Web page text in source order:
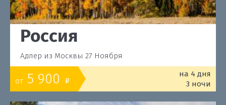
Россия
Адлер из Москвы 27 Ноября
от 5 900 o
на 4 дня
3 ночи